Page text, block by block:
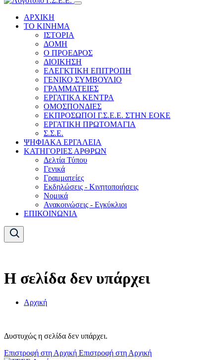
ΑΡΧΙΚΗ
ΤΟ ΚΙΝΗΜΑ
ΙΣΤΟΡΙΑ
ΔΟΜΗ
Ο ΠΡΟΕΔΡΟΣ
ΔΙΟΙΚΗΣΗ
ΕΛΕΓΚΤΙΚΗ ΕΠΙΤΡΟΠΗ
ΓΕΝΙΚΟ ΣΥΜΒΟΥΛΙΟ
ΓΡΑΜΜΑΤΕΙΕΣ
ΕΡΓΑΤΙΚΑ ΚΕΝΤΡΑ
ΟΜΟΣΠΟΝΔΙΕΣ
ΕΚΠΡΟΣΩΠΟΙ Γ.Σ.Ε.Ε. ΣΤΗΝ ΕΟΚΕ
ΕΡΓΑΤΙΚΗ ΠΡΩΤΟΜΑΓΙΑ
Σ.Σ.Ε.
ΨΗΦΙΑΚΑ ΕΡΓΑΛΕΙΑ
ΚΑΤΗΓΟΡΙΕΣ ΑΡΘΡΩΝ
Δελτία Τύπου
Γενικά
Γραμματείες
Εκδηλώσεις - Κινητοποιήσεις
Νομικά
Ανακοινώσεις - Εγκύκλιοι
ΕΠΙΚΟΙΝΩΝΙΑ
Η σελίδα δεν υπάρχει
Αρχική
Δυστυχώς η σελίδα δεν υπάρχει.
Επιστροφή στη Αρχική Επιστροφή στη Αρχική